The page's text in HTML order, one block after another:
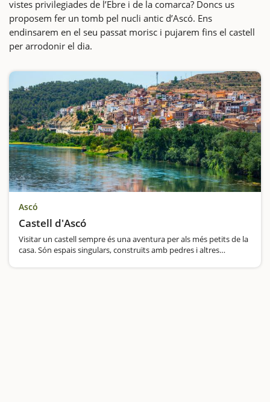
vistes privilegiades de l’Ebre i de la comarca? Doncs us
proposem fer un tomb pel nucli antic d’Ascó. Ens
endinsarem en el seu passat morisc i pujarem fins el castell
per arrodonir el dia.
Ascó
Castell d'Ascó
Visitar un castell sempre és una aventura per als més petits de la
casa. Són espais singulars, construïts amb pedres i altres